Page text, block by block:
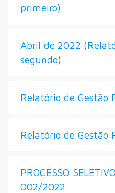
primeiro)
Abril de 2022
segundo)
Relatório de Gestão
Relatório de Gestão
PROCESSO
002/2022